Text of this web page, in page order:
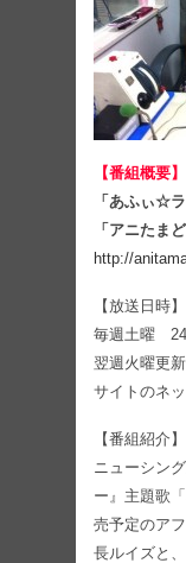
【番組概要】
「あふぃ☆
「アニたま
http://
【放送日時】
毎週土曜 24
翌週火曜更
サイトのネ
【番組紹介】
ニューシン
ー』主題歌
売予定のア
長ルイズと